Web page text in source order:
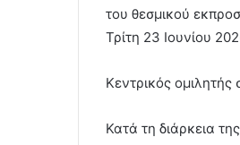
του θεσμικού
Τρίτη 23 Ιουνίου
Κεντρικός
Κατά τη διάρκεια